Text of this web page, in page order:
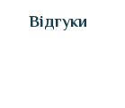
Відгуки